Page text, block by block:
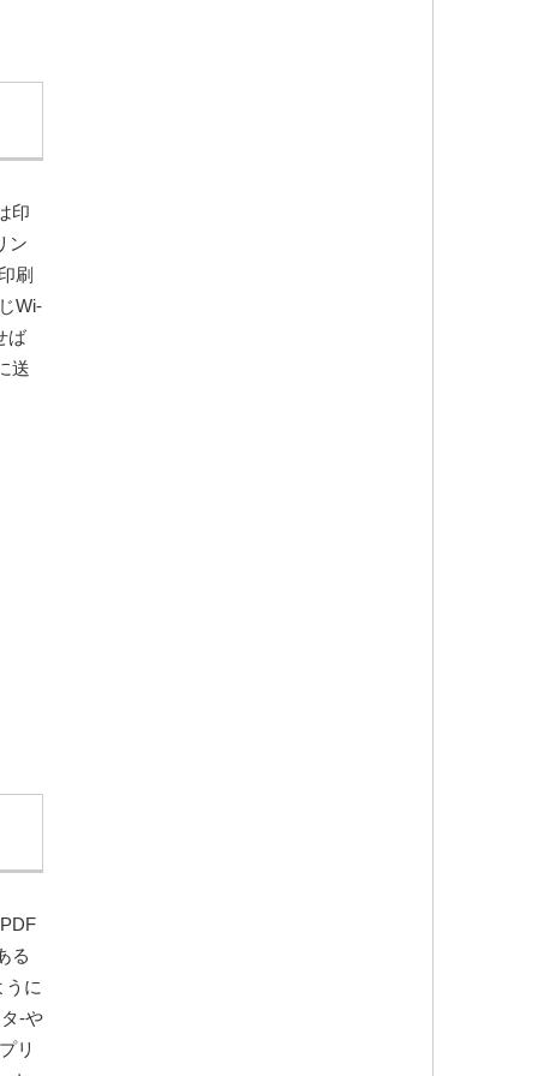
印
ン
刷
Wi-
ば
送
る
うに
-や
リ